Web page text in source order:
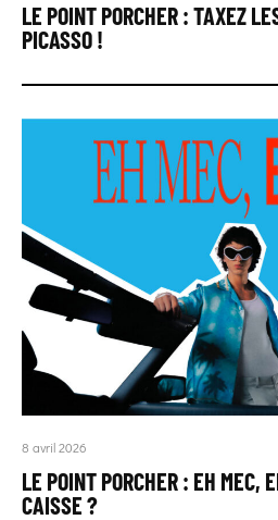
LE POINT PORCHER : TAXEZ
PICASSO !
8 avril 2026
LE POINT PORCHER : EH MEC,
CAISSE ?